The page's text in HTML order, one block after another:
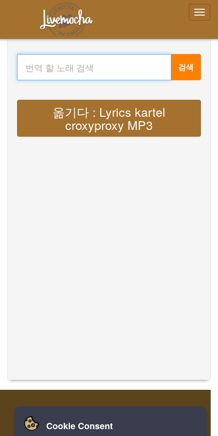
검색
옮기다 : Lyrics kartel
croxyproxy MP3
집 로그인 레지스터
Cookie Consent